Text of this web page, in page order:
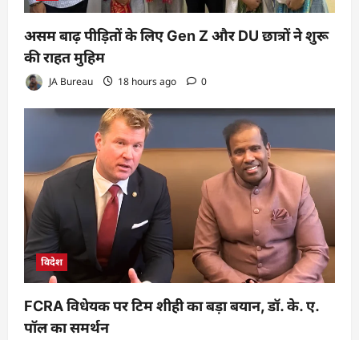
असम बाढ़ पीड़ितों के लिए Gen Z और DU छात्रों ने शुरू
की राहत मुहिम
JA Bureau 18 hours ago 0
विदेश
FCRA विधेयक पर टिम शीही का बड़ा बयान, डॉ. के. ए.
पॉल का समर्थन